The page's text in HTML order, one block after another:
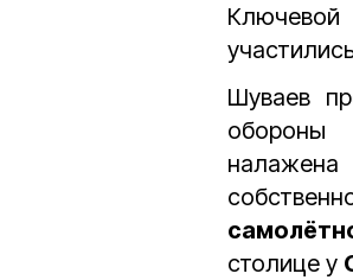
Ключевой
Шуваев
обороны
столице у